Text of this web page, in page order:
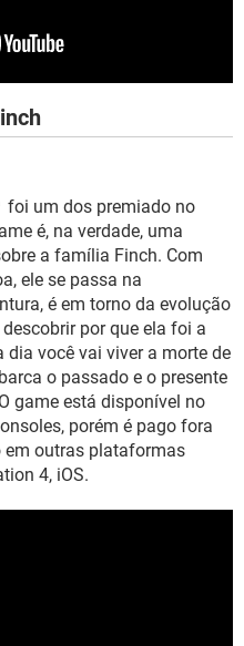
foi um dos premiado no
é, na verdade, uma
a família Finch. Com
ele se passa na
é em torno da evolução
por que ela foi a
você vai viver a morte de
o passado e o presente
game está disponível no
porém é pago fora
em outras plataformas
4, iOS.